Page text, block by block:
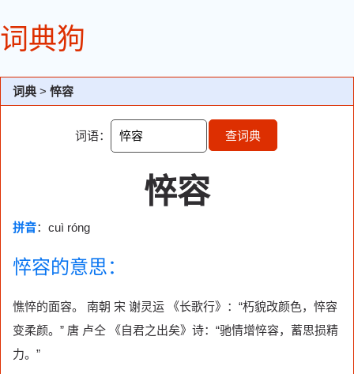
词典狗
词典 > 悴容
词语： 查词典
悴容
拼音：cuì róng
悴容的意思：
憔悴的面容。 南朝 宋 谢灵运 《长歌行》：“朽貌改颜色，悴容
变柔颜。” 唐 卢仝 《自君之出矣》诗：“驰情增悴容，蓄思损精
力。”